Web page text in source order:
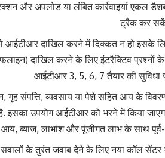
और अपलोड या लंबित कार्रवाइयां एकल
ट्रैक कर
आईटीआर दाखिल करने में दिक्कत न हो इसके
दाखिल करने के लिए इंटरैक्टिव प्रश्नों
आईटीआर 3, 5, 6, 7 तैयार की सुविधा
गृह संपत्ति, व्यवसाय या पेशे सहित आय के
उपयोग आईटीआर को भरने में किया
आय, ब्याज, लाभांश और पूंजीगत लाभ के साथ पूर्व-
के तुरंत जवाब देने के लिए नया कॉल सेंटर